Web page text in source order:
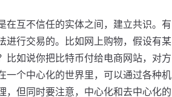
在互不信任的实体之间，建立共识。有
进行交易的。比如网上购物，假设有某
比如说你把比特币付给电商网站，对方
一个中心化的世界里，可以通过各种机
，但同时要注意，中心化和去中心化的